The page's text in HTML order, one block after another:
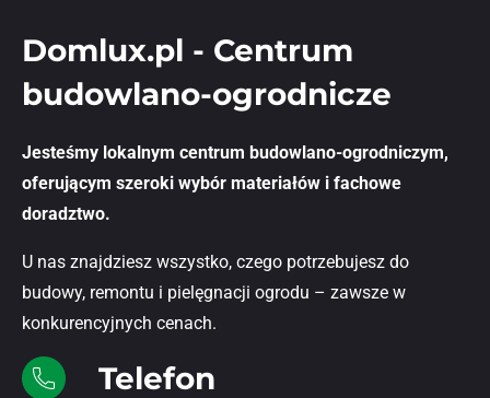
Domlux.pl - Centrum
budowlano-ogrodnicze
Jesteśmy lokalnym centrum budowlano-ogrodniczym,
oferującym szeroki wybór materiałów i fachowe
doradztwo.
U nas znajdziesz wszystko, czego potrzebujesz do
budowy, remontu i pielęgnacji ogrodu – zawsze w
konkurencyjnych cenach.
Telefon